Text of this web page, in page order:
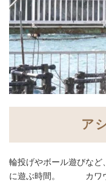
ア
輪投げやボール遊びな
に遊ぶ時間。 カワウ